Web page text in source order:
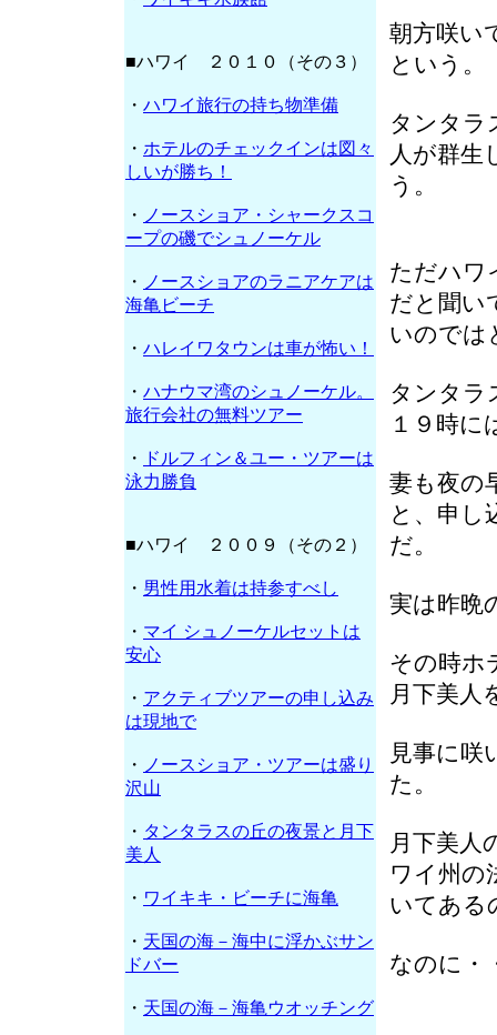
朝方咲い
という。
タンタラ
人が群生
う。
ただハワ
だと聞い
いのでは
タンタラ
１９時に
妻も夜の
と、申し
だ。
実は昨晩
その時ホ
月下美人
見事に咲
た。
月下美人
ワイ州の
いてある
なのに・
■ハワイ ２０１０（その３）
・ ハワイ旅行の持ち物準備
・ ホテルのチェックインは図々
しいが勝ち！
・ ノースショア・シャークスコ
ープの磯でシュノーケル
・ ノースショアのラニアケアは
海亀ビーチ
・ ハレイワタウンは車が怖い！
・ ハナウマ湾のシュノーケル。
旅行会社の無料ツアー
・
ドルフィン＆ユー・ツアーは
泳力勝負
■ハワイ ２００９（その２）
・ 男性用水着は持参すべし
・ マイ シュノーケルセットは
安心
・ アクティブツアーの申し込み
は現地で
・ ノースショア・ツアーは盛り
沢山
・ タンタラスの丘の夜景と月下
美人
・ ワイキキ・ビーチに海亀
・ 天国の海－海中に浮かぶサン
ドバー
・ 天国の海－海亀ウオッチング